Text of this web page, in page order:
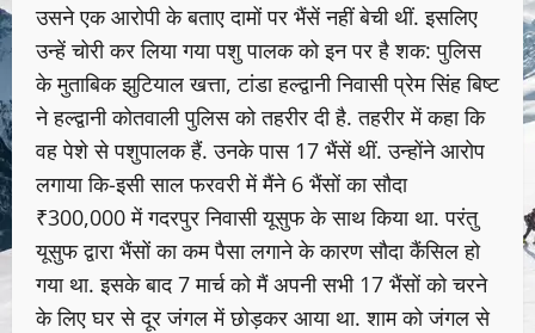
उसने एक आरोपी के बताए दामों पर भैंसें नहीं बेची थीं. इसलिए
उन्हें चोरी कर लिया गया पशु पालक को इन पर है शक: पुलिस
के मुताबिक झुटियाल खत्ता, टांडा हल्द्वानी निवासी प्रेम सिंह बिष्ट
ने हल्द्वानी कोतवाली पुलिस को तहरीर दी है. तहरीर में कहा कि
वह पेशे से पशुपालक हैं. उनके पास 17 भैंसें थीं. उन्होंने आरोप
लगाया कि-इसी साल फरवरी में मैंने 6 भैंसों का सौदा
₹300,000 में गदरपुर निवासी यूसुफ के साथ किया था. परंतु
यूसुफ द्वारा भैंसों का कम पैसा लगाने के कारण सौदा कैंसिल हो
गया था. इसके बाद 7 मार्च को मैं अपनी सभी 17 भैंसों को चरने
के लिए घर से दूर जंगल में छोड़कर आया था. शाम को जंगल से